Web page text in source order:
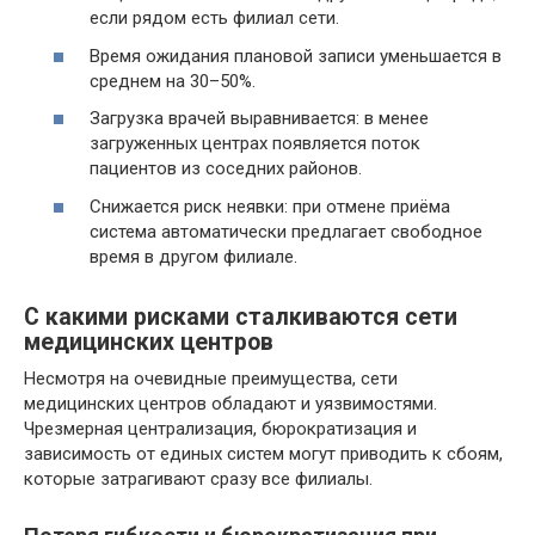
если рядом есть филиал сети.
Время ожидания плановой записи уменьшается в
среднем на 30–50%.
Загрузка врачей выравнивается: в менее
загруженных центрах появляется поток
пациентов из соседних районов.
Снижается риск неявки: при отмене приёма
система автоматически предлагает свободное
время в другом филиале.
С какими рисками сталкиваются сети
медицинских центров
Несмотря на очевидные преимущества, сети
медицинских центров обладают и уязвимостями.
Чрезмерная централизация, бюрократизация и
зависимость от единых систем могут приводить к сбоям,
которые затрагивают сразу все филиалы.